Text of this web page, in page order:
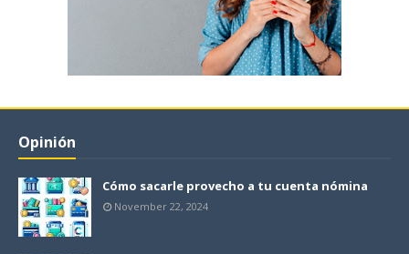
Opinión
Cómo sacarle provecho a tu cuenta nómina
November 22, 2024